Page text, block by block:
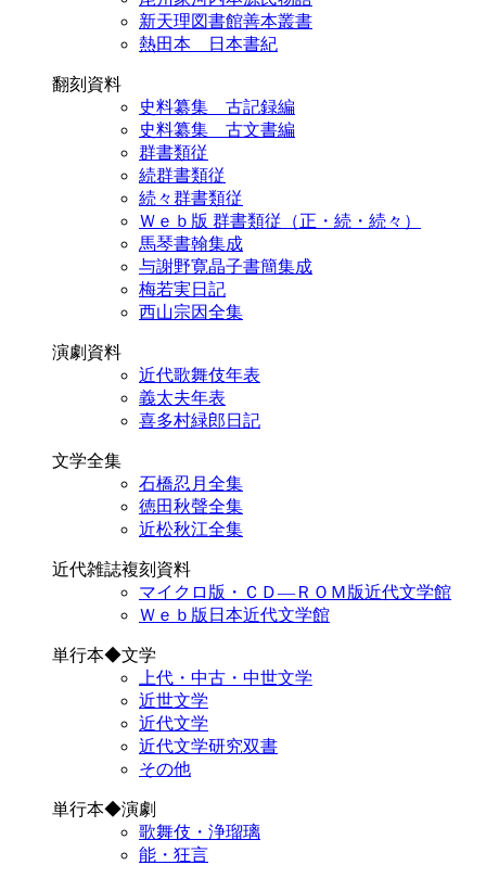
新天理図書館善本叢書
熱田本 日本書紀
翻刻資料
史料纂集 古記録編
史料纂集 古文書編
群書類従
続群書類従
続々群書類従
Ｗｅｂ版 群書類従（正・続・続々）
馬琴書翰集成
与謝野寛晶子書簡集成
梅若実日記
西山宗因全集
演劇資料
近代歌舞伎年表
義太夫年表
喜多村緑郎日記
文学全集
石橋忍月全集
徳田秋聲全集
近松秋江全集
近代雑誌複刻資料
マイクロ版・ＣＤ―ＲＯＭ版近代文学館
Ｗｅｂ版日本近代文学館
単行本◆文学
上代・中古・中世文学
近世文学
近代文学
近代文学研究双書
その他
単行本◆演劇
歌舞伎・浄瑠璃
能・狂言